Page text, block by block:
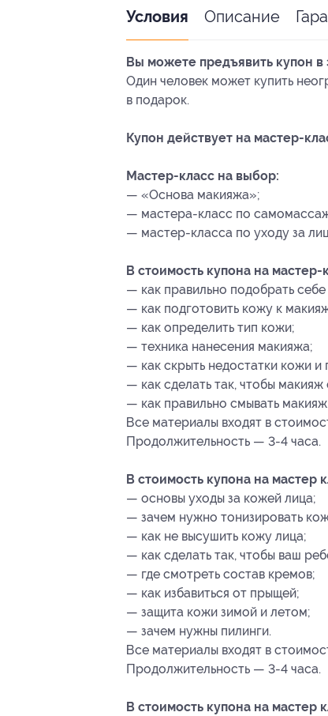
Условия Описание
Вы можете предъявить купон
Один человек может купить
в подарок.
Купон действует на мастер-
Мастер-класс на выбор:
— «Основа макияжа»;
— мастера-класс по
— мастер-класса по уходу за
В стоимость купона на мастер-
— как правильно подобрать
— как подготовить кожу к
— как определить тип кожи;
— техника нанесения макияжа;
— как скрыть недостатки кожи и
— как сделать так, чтобы
— как правильно смывать
Все материалы входят в
Продолжительность — 3-4 часа.
В стоимость купона на мастер
— основы уходы за кожей лица;
— зачем нужно тонизировать
— как не высушить кожу лица;
— как сделать так, чтобы ваш
— где смотреть состав кремов;
— как избавиться от прыщей;
— защита кожи зимой и летом;
— зачем нужны пилинги.
Все материалы входят в
Продолжительность — 3-4 часа.
В стоимость купона на мастер